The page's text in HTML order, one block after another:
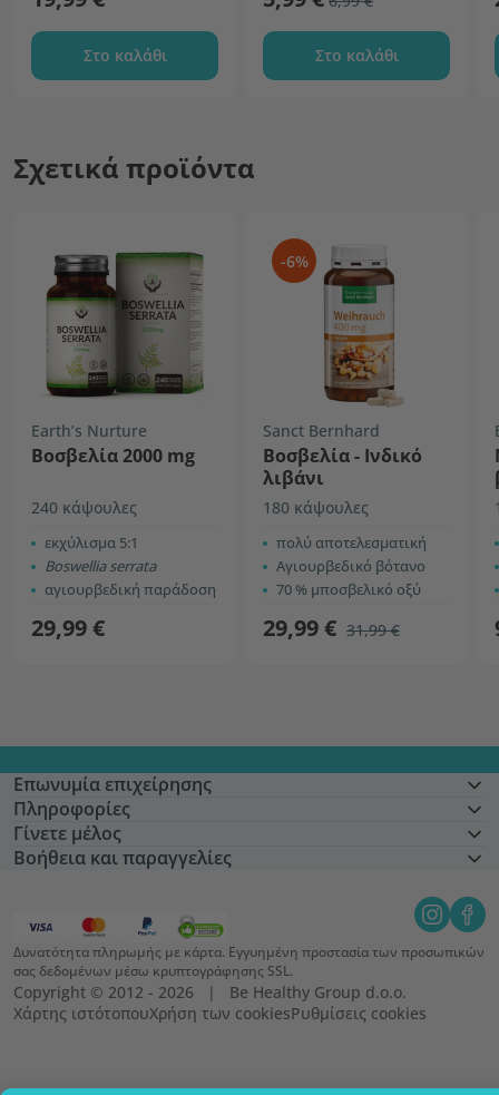
Στο καλάθι Στο καλάθι
Σχετικά προϊόντα
Earth’s Nurture
Βοσβελία 2000 mg
240 κάψουλες
εκχύλισμα 5:1
Boswellia serrata
αγιουρβεδική παράδοση
29,99 €
-6%
Sanct Bernhard
Βοσβελία - Ινδικό
λιβάνι
180 κάψουλες
πολύ αποτελεσματική
Αγιουρβεδικό βότανο
70 % μποσβελικό οξύ
29,99 € 31,99 €
Επωνυμία επιχείρησης
Πληροφορίες
Γίνετε μέλος
Βοήθεια και παραγγελίες
Δυνατότητα πληρωμής με κάρτα. Εγγυημένη προστασία των προσωπικών
σας δεδομένων μέσω κρυπτογράφησης SSL.
Copyright © 2012 - 2026   |   Be Healthy Group d.o.o.
Χάρτης ιστότοπουΧρήση των cookiesΡυθμίσεις cookies